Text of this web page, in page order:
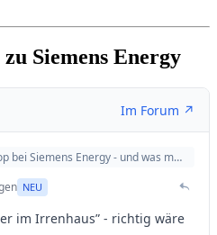
Siemens Energy